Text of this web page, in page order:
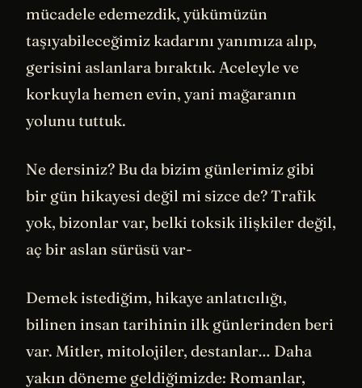
mücadele edemezdik, yükümüzün
taşıyabileceğimiz kadarını yanımıza alıp,
gerisini aslanlara bıraktık. Aceleyle ve
korkuyla hemen evin, yani mağaranın
yolunu tuttuk.
Ne dersiniz? Bu da bizim günlerimiz gibi
bir gün hikayesi değil mi sizce de? Trafik
yok, bizonlar var, belki toksik ilişkiler değil,
aç bir aslan sürüsü var-
Demek istediğim, hikaye anlatıcılığı,
bilinen insan tarihinin ilk günlerinden beri
var. Mitler, mitolojiler, destanlar… Daha
yakın döneme geldiğimizde: Romanlar,